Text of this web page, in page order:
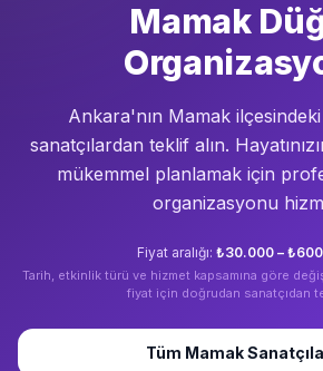
Mamak
Ankara'nın Mamakilçesindeki
sanatçılardan teklif alın.
mükemmel planlamak için
organizasyonu
Fiyat aralığı: ₺30.000 –
Tarih, etkinlik türü ve hizmet kapsamına göre
fiyat için doğrudan sanatçıdan
Tüm Mamak